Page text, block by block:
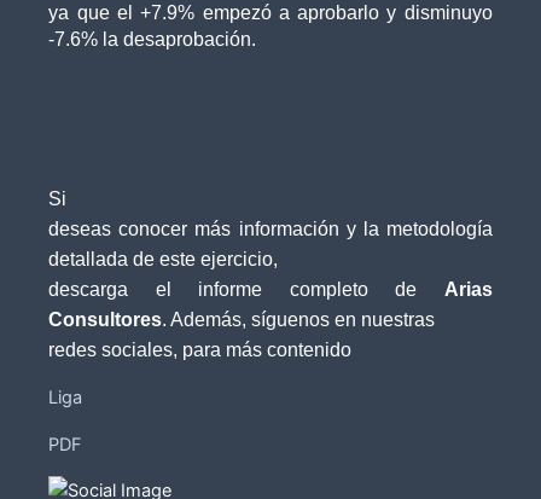
ya que el +7.9% empezó a aprobarlo y disminuyo
-7.6% la desaprobación.
Si
deseas conocer más información y la metodología
detallada de este ejercicio,
descarga el informe completo de Arias
Consultores. Además, síguenos en nuestras
redes sociales, para más contenido
Liga
PDF